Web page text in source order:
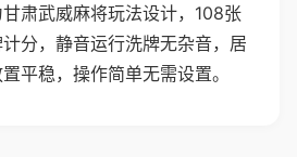
肃武威麻将玩法设计，108张
分，静音运行洗牌无杂音，居
平稳，操作简单无需设置。